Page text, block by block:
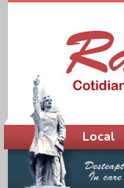
Meniu principal
Local